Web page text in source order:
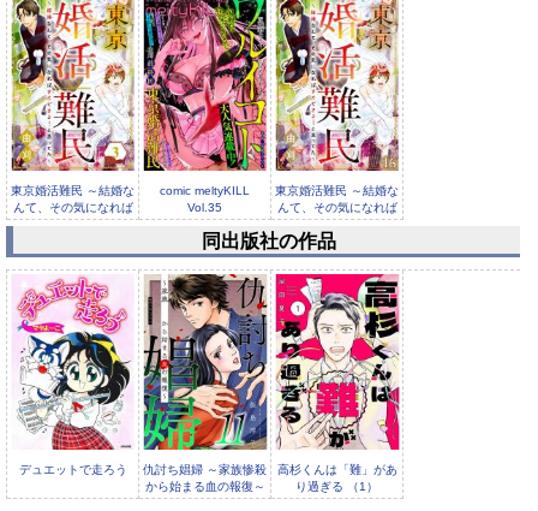
東京婚活難民 ～結婚な
んて、その気になれば
すぐで...
comic meltyKILL
Vol.35
東京婚活難民 ～結婚な
んて、その気になれば
すぐで...
comic meltyKILL
Vol.34
同出版社の作品
デュエットで走ろう
仇討ち娼婦 ～家族惨殺
から始まる血の報復～
（11）
高杉くんは「難」があ
り過ぎる （1）